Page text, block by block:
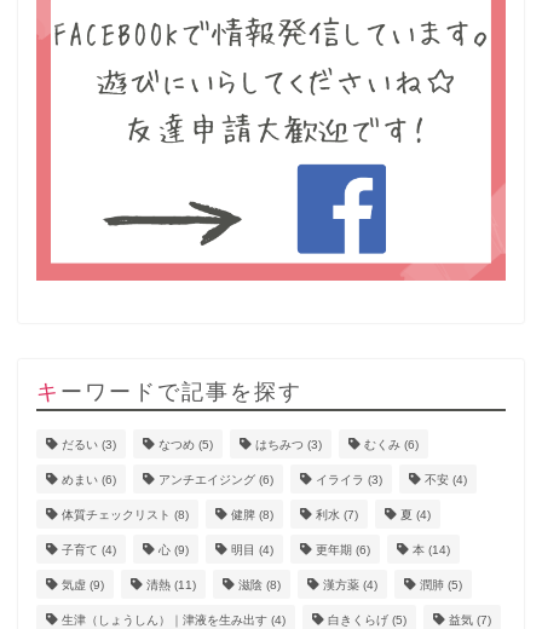
キーワードで記事を探す
だるい (3) なつめ (5) はちみつ (3) むくみ (6)
めまい (6) アンチエイジング (6) イライラ (3) 不安 (4)
体質チェックリスト (8) 健脾 (8) 利水 (7) 夏 (4)
子育て (4) 心 (9) 明目 (4) 更年期 (6) 本 (14)
気虚 (9) 清熱 (11) 滋陰 (8) 漢方薬 (4) 潤肺 (5)
生津（しょうしん）｜津液を生み出す (4) 白きくらげ (5) 益気 (7)